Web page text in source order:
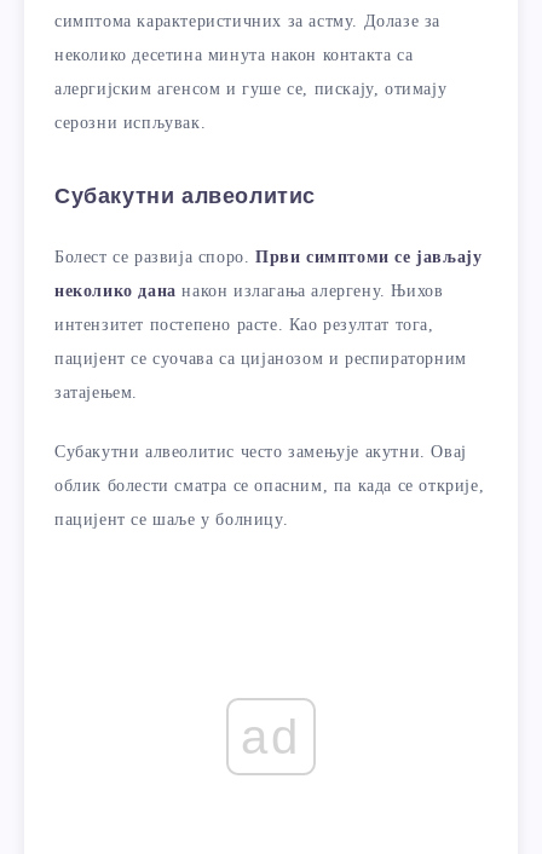
симптома карактеристичних за астму. Долазе за
неколико десетина минута након контакта са
алергијским агенсом и гуше се, пискају, отимају
серозни испљувак.
Субакутни алвеолитис
Болест се развија споро. Први симптоми се јављају
неколико дана након излагања алергену. Њихов
интензитет постепено расте. Као резултат тога,
пацијент се суочава са цијанозом и респираторним
затајењем.
Субакутни алвеолитис често замењује акутни. Овај
облик болести сматра се опасним, па када се открије,
пацијент се шаље у болницу.
ad